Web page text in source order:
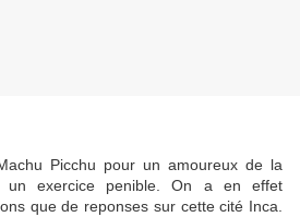
Picchu pour un amoureux de la
un exercice penible. On a en effet
que de reponses sur cette cité Inca.